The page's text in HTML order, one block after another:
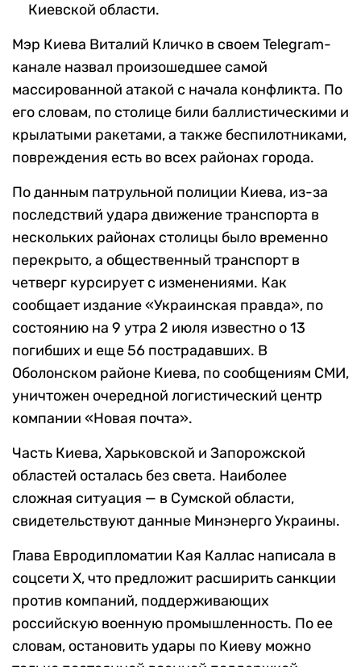
Киевской области.
Мэр Киева Виталий Кличко в своем Telegram-
канале назвал произошедшее самой
массированной атакой с начала конфликта. По
его словам, по столице били баллистическими и
крылатыми ракетами, а также беспилотниками,
повреждения есть во всех районах города.
По данным патрульной полиции Киева, из-за
последствий удара движение транспорта в
нескольких районах столицы было временно
перекрыто, а общественный транспорт в
четверг курсирует с изменениями. Как
сообщает издание «Украинская правда», по
состоянию на 9 утра 2 июля известно о 13
погибших и еще 56 пострадавших. В
Оболонском районе Киева, по сообщениям СМИ,
уничтожен очередной логистический центр
компании «Новая почта».
Часть Киева, Харьковской и Запорожской
областей осталась без света. Наиболее
сложная ситуация — в Сумской области,
свидетельствуют данные Минэнерго Украины.
Глава Евродипломатии Кая Каллас написала в
соцсети X, что предложит расширить санкции
против компаний, поддерживающих
российскую военную промышленность. По ее
словам, остановить удары по Киеву можно